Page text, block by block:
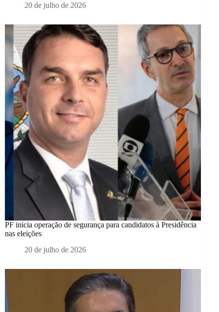
20 de julho de 2026
PF inicia operação de segurança para candidatos à Presidência
nas eleições
20 de julho de 2026